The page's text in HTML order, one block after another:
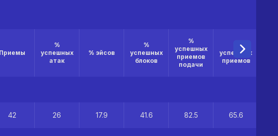
Приемы
%
успешных
атак
% эйсов
%
успешных
блоков
%
успешных
приемов
подачи
успешных
приемов
42 26 17.9 41.6 82.5 65.6